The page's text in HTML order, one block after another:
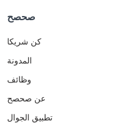
صحصح
كن شريكا
المدونة
وظائف
عن صحصح
تطبيق الجوال